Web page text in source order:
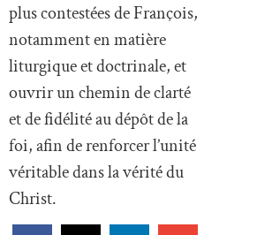
plus contestées de François,
notamment en matière
liturgique et doctrinale, et
ouvrir un chemin de clarté
et de fidélité au dépôt de la
foi, afin de renforcer l’unité
véritable dans la vérité du
Christ.